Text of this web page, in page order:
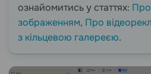
ознайомитись у статтях: Про
зображенням, Про
з кільцевою галереєю.